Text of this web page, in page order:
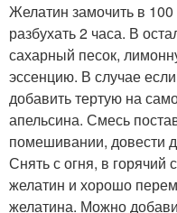
Желатин замочить в
разбухать 2 часа. В
сахарный песок,
эссенцию. В случае
добавить тертую на
апельсина. Смесь
помешивании, довести
Снять с огня, в
желатин и хорошо
желатина. Можно